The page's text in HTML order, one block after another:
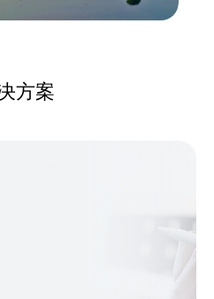
方案